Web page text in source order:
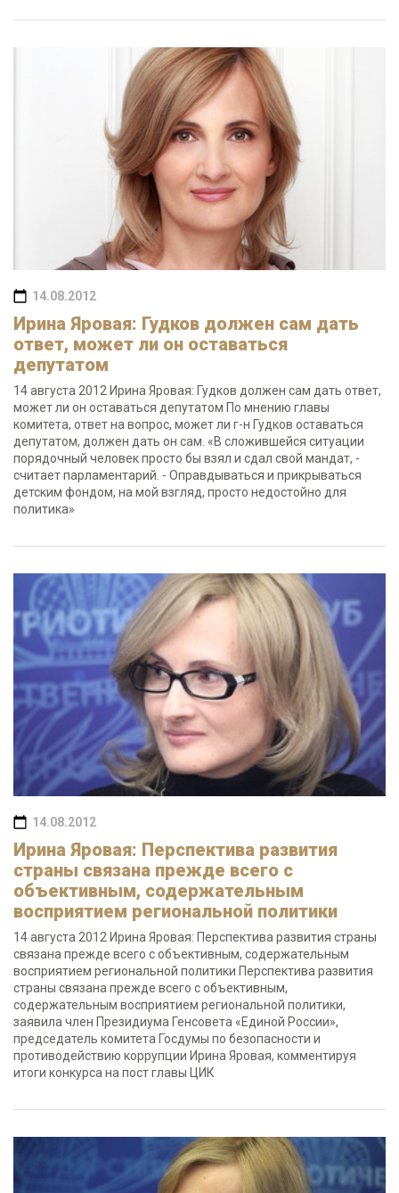
14.08.2012
Ирина Яровая: Гудков должен сам дать
ответ, может ли он оставаться
депутатом
14 августа 2012 Ирина Яровая: Гудков должен сам дать ответ,
может ли он оставаться депутатом По мнению главы
комитета, ответ на вопрос, может ли г-н Гудков оставаться
депутатом, должен дать он сам. «В сложившейся ситуации
порядочный человек просто бы взял и сдал свой мандат, -
считает парламентарий. - Оправдываться и прикрываться
детским фондом, на мой взгляд, просто недостойно для
политика»
14.08.2012
Ирина Яровая: Перспектива развития
страны связана прежде всего с
объективным, содержательным
восприятием региональной политики
14 августа 2012 Ирина Яровая: Перспектива развития страны
связана прежде всего с объективным, содержательным
восприятием региональной политики Перспектива развития
страны связана прежде всего с объективным,
содержательным восприятием региональной политики,
заявила член Президиума Генсовета «Единой России»,
председатель комитета Госдумы по безопасности и
противодействию коррупции Ирина Яровая, комментируя
итоги конкурса на пост главы ЦИК